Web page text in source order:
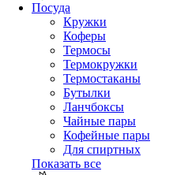
Посуда
Кружки
Коферы
Термосы
Термокружки
Термостаканы
Бутылки
Ланчбоксы
Чайные пары
Кофейные пары
Для спиртных
Показать все